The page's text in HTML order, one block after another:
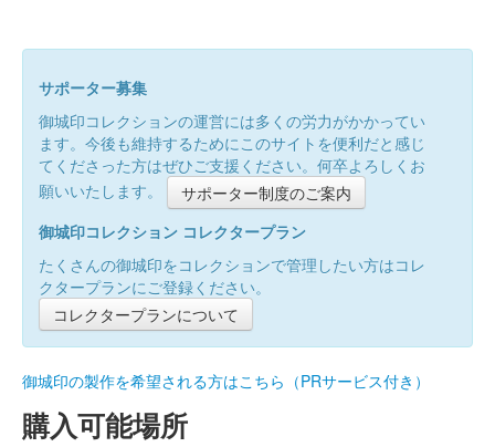
サポーター募集
御城印コレクションの運営には多くの労力がかかってい
ます。今後も維持するためにこのサイトを便利だと感じ
てくださった方はぜひご支援ください。何卒よろしくお
願いいたします。
サポーター制度のご案内
御城印コレクション コレクタープラン
たくさんの御城印をコレクションで管理したい方はコレ
クタープランにご登録ください。
コレクタープランについて
御城印の製作を希望される方はこちら（PRサービス付き）
購入可能場所